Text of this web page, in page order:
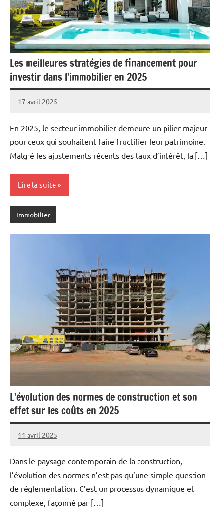
Les meilleures stratégies de financement pour
investir dans l’immobilier en 2025
17 avril 2025
Marise
Aucun
En 2025, le secteur immobilier demeure un pilier majeur
pour ceux qui souhaitent faire fructifier leur patrimoine.
Malgré les ajustements récents des taux d’intérêt, la […]
Lire la suite
Immobilier
L’évolution des normes de construction et son
effet sur les coûts en 2025
11 avril 2025
Marise
Aucun
Dans le paysage contemporain de la construction,
l’évolution des normes n’est pas qu’une simple question
de réglementation. C’est un processus dynamique et
complexe, façonné par […]